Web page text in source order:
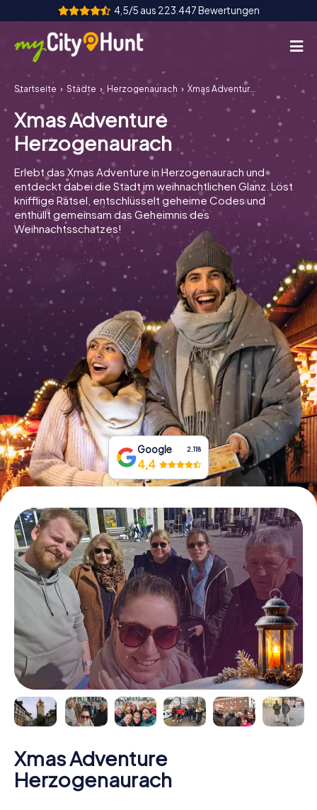
4,5/5 aus 223.447 Bewertungen
So funktioniert's
Städte
Touren
Teamevent
Tickets
INT AT CH
DE
FR UK
IT
NL
Tickets buchen
Gutscheine bestellen
Startseite Städte Herzogenaurach Xmas Adventure Herzogenaurach
Xmas Adventure
Herzogenaurach
Erlebt das Xmas Adventure in Herzogenaurach und
entdeckt dabei die Stadt im weihnachtlichen Glanz. Löst
knifflige Rätsel, entschlüsselt geheime Codes und
enthüllt gemeinsam das Geheimnis des
Weihnachtsschatzes!
Google 2.118
4,4
Xmas Adventure
Herzogenaurach